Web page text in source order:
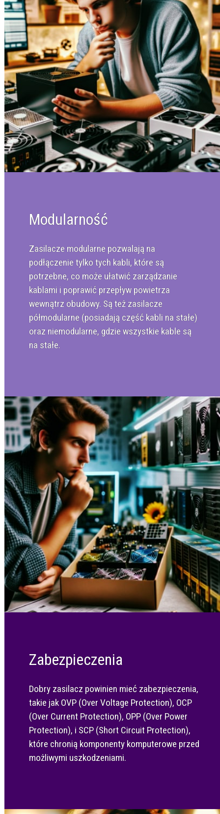
Modularność
Zasilacze modularne pozwalają na
podłączenie tylko tych kabli, które są
potrzebne, co może ułatwić zarządzanie
kablami i poprawić przepływ powietrza
wewnątrz obudowy. Są też zasilacze
półmodularne (posiadają część kabli na stałe)
oraz niemodularne, gdzie wszystkie kable są
na stałe.
Zabezpieczenia
Dobry zasilacz powinien mieć zabezpieczenia,
takie jak OVP (Over Voltage Protection), OCP
(Over Current Protection), OPP (Over Power
Protection), i SCP (Short Circuit Protection),
które chronią komponenty komputerowe przed
możliwymi uszkodzeniami.